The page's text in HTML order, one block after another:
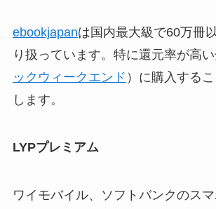
ebookjapanは国内最大級で60万冊
り扱っています。特に還元率が高
ックウィークエンド ）に購入する
します。
LYPプレミアム
ワイモバイル、ソフトバンクのス